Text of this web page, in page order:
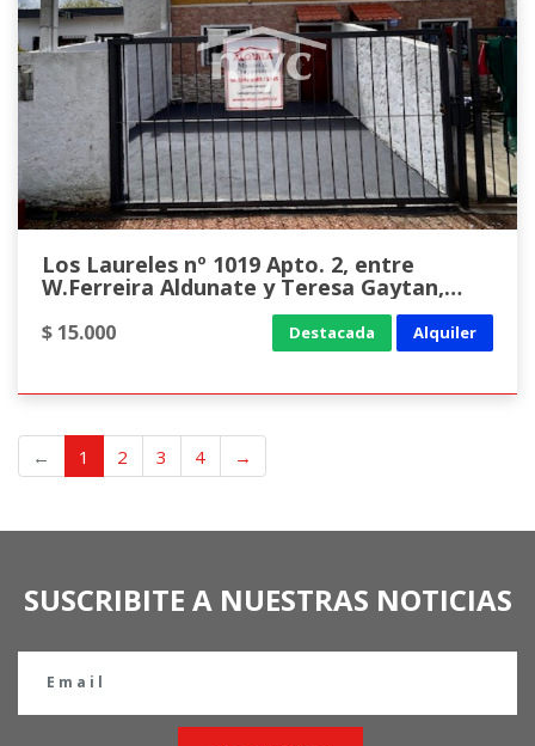
Los Laureles nº 1019 Apto. 2, entre
W.Ferreira Aldunate y Teresa Gaytan,
$ 15.000 Destacada Alquiler
← 1 2 3 4 →
SUSCRIBITE A NUESTRAS NOTICIAS